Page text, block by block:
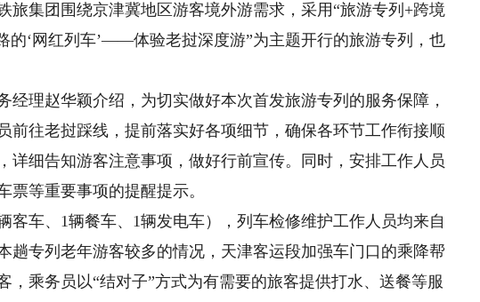
集团围绕京津冀地区游客境外游需求，采用“旅游专列+跨境
的‘网红列车’——体验老挝深度游”为主题开行的旅游专列，也
理赵华颖介绍，为切实做好本次首发旅游专列的服务保障，
前往老挝踩线，提前落实好各项细节，确保各环节工作衔接顺
详细告知游客注意事项，做好行前宣传。同时，安排工作人员
票等重要事项的提醒提示。
车、1辆餐车、1辆发电车），列车检修维护工作人员均来自
趟专列老年游客较多的情况，天津客运段加强车门口的乘降帮
，乘务员以“结对子”方式为有需要的旅客提供打水、送餐等服